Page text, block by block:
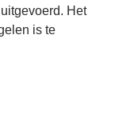
Het
is te